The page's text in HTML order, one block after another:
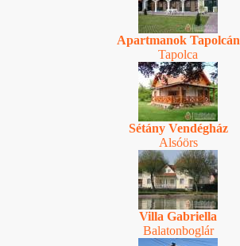
Apartmanok Tapolcán
Tapolca
Sétány Vendégház
Alsóörs
Villa Gabriella
Balatonboglár